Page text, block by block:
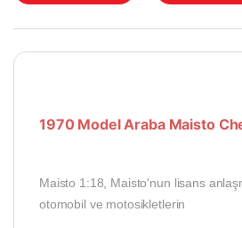
1970 Model Araba Maisto
Maisto 1:18, Maisto'nun lisans
otomobil ve motosikletlerin